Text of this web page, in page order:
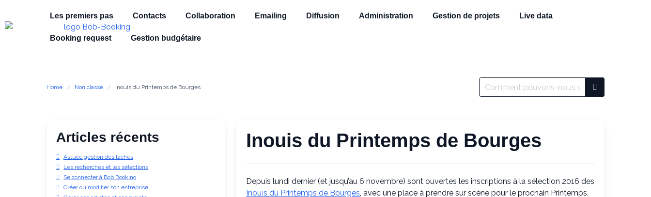
Les premiers pas Contacts Collaboration Emailing Diffusion Administration Gestion de projets Live data
Booking request Gestion budgétaire
Home Non classé Inouis du Printemps de Bourges
Articles récents
Astuce gestion des tâches
Les recherches et les sélections
Se connecter à Bob Booking
Créer ou modifier son entreprise
Inouis du Printemps de Bourges
Depuis lundi dernier (et jusqu’au 6 novembre) sont ouvertes les inscriptions à la sélection 2016 des
Inouïs du Printemps de Bourges, avec une place à prendre sur scène pour le prochain Printemps,